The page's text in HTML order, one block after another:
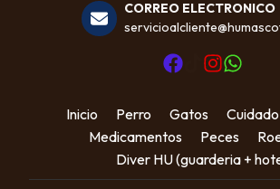
CORREO ELECTRONICO
Inicio Perro Gatos
Medicamentos
Peces
Diver HU (guarderia +